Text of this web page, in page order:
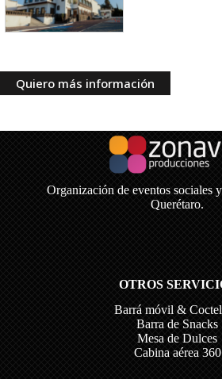
Quiero más información
Organización de eventos sociales
Querétaro.
OTROS
Barrá móvil &
Barra de Snacks
Mesa de Dulces
Cabina aérea 360